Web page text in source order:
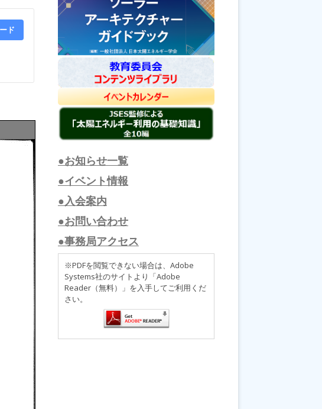
ド
●お知らせ一覧
●イベント情報
●入会案内
●お問い合わせ
●事務局アクセス
※PDFを閲覧できない場合は、Adobe
Systems社のサイトより「Adobe
Reader（無料）」を入手してご利用くだ
さい。